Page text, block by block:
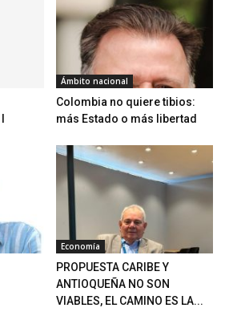
Ámbito nacional
Colombia no quiere tibios:
más Estado o más libertad
Economía
PROPUESTA CARIBE Y
ANTIOQUEÑA NO SON
VIABLES, EL CAMINO ES LA...